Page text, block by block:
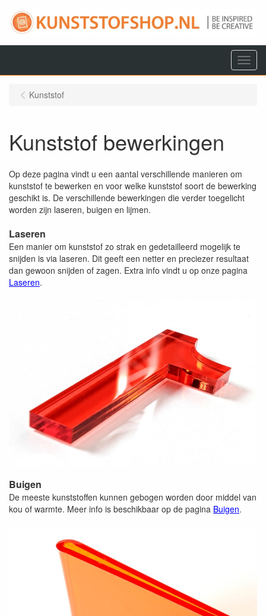
Menu
Kunststof
Kunststof bewerkingen
Op deze pagina vindt u een aantal verschillende manieren om
kunststof te bewerken en voor welke kunststof soort de bewerking
geschikt is. De verschillende bewerkingen die verder toegelicht
worden zijn laseren, buigen en lijmen.
Laseren
Een manier om kunststof zo strak en gedetailleerd mogelijk te
snijden is via laseren. Dit geeft een netter en preciezer resultaat
dan gewoon snijden of zagen. Extra info vindt u op onze pagina
Laseren.
Buigen
De meeste kunststoffen kunnen gebogen worden door middel van
kou of warmte. Meer info is beschikbaar op de pagina Buigen.